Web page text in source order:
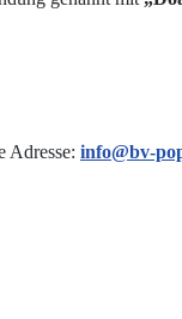
Adresse: info@bv-